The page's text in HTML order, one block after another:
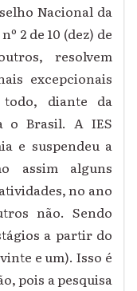
Nacional da
2 de 10 (dez) de
resolvem
excepcionais
diante da
o Brasil. A IES
e suspendeu a
assim alguns
no ano
não. Sendo
a partir do
e um). Isso é
pois a pesquisa